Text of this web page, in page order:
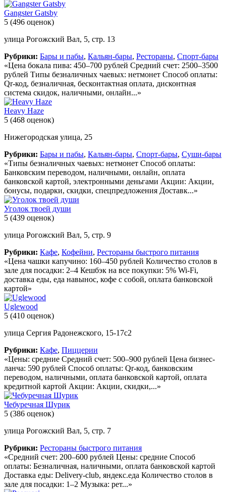
Gangster Gatsby
5 (496 оценок)
улица Рогожский Вал, 5, стр. 13
Рубрики: Бары и пабы, Кальян-бары, Рестораны, Спорт-бары
«Цена бокала пива: 450–700 рублей Средний счет: 2500–3500
рублей Типы безналичных чаевых: нетмонет Способ оплаты:
Qr-код, безналичная, бесконтактная оплата, дисконтная
система скидок, наличными, онлайн...»
Heavy Haze
5 (468 оценок)
Нижегородская улица, 25
Рубрики: Бары и пабы, Кальян-бары, Спорт-бары, Суши-бары
«Типы безналичных чаевых: нетмонет Способ оплаты:
Банковским переводом, наличными, онлайн, оплата
банковской картой, электронными деньгами Акции: Акции,
бонусы, подарки, скидки, спецпредложения Доставк...»
Уголок твоей души
5 (439 оценок)
улица Рогожский Вал, 5, стр. 9
Рубрики: Кафе, Кофейни, Рестораны быстрого питания
«Цена чашки капучино: 160–450 рублей Количество столов в
зале для посадки: 2–4 Кешбэк на все покупки: 5% Wi-Fi,
доставка еды, еда навынос, кофе с собой, оплата банковской
картой»
Uglewood
5 (410 оценок)
улица Сергия Радонежского, 15-17с2
Рубрики: Кафе, Пиццерии
«Цены: средние Средний счет: 500–900 рублей Цена бизнес-
ланча: 590 рублей Способ оплаты: Qr-код, банковским
переводом, наличными, оплата банковской картой, оплата
кредитной картой Акции: Акции, скидки,...»
Чебуречная Шурик
5 (386 оценок)
улица Рогожский Вал, 5, стр. 7
Рубрики: Рестораны быстрого питания
«Средний счет: 200–600 рублей Цены: средние Способ
оплаты: Безналичная, наличными, оплата банковской картой
Доставка еды: Delivery-club, яндекс.еда Количество столов в
зале для посадки: 1–2 Музыка: рет...»